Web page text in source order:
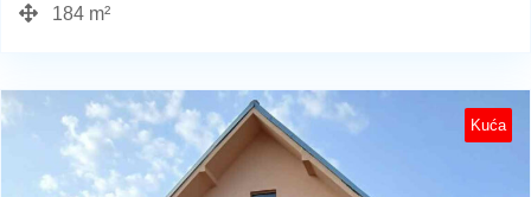
184 m²
Kuća